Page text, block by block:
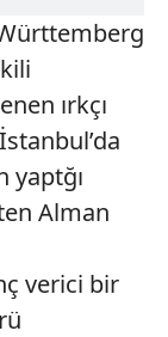
ırkçı
yaptğı
Alman
verici bir